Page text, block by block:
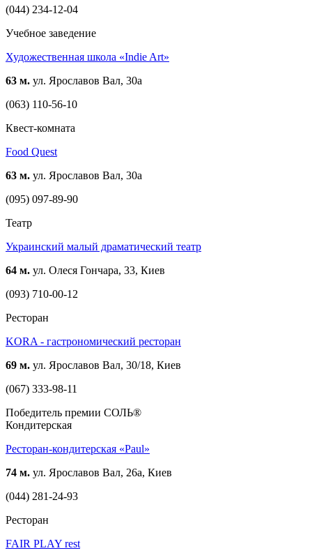
(044) 234-12-04
Учебное заведение
Художественная школа «Indie Art»
63 м. ул. Ярославов Вал, 30а
(063) 110-56-10
Квест-комната
Food Quest
63 м. ул. Ярославов Вал, 30а
(095) 097-89-90
Театр
Украинский малый драматический театр
64 м. ул. Олеся Гончара, 33, Киев
(093) 710-00-12
Ресторан
KORA - гастрономический ресторан
69 м. ул. Ярославов Вал, 30/18, Киев
(067) 333-98-11
Победитель премии СОЛЬ®
Кондитерская
Ресторан-кондитерская «Paul»
74 м. ул. Ярославов Вал, 26а, Киев
(044) 281-24-93
Ресторан
FAIR PLAY rest